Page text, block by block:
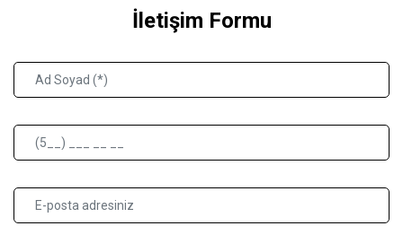
İletişim Formu